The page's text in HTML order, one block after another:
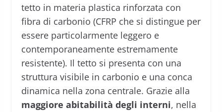
tetto in materia plastica rinforzata con
fibra di carbonio (CFRP che si distingue per
essere particolarmente leggero e
contemporaneamente estremamente
resistente). Il tetto si presenta con una
struttura visibile in carbonio e una conca
dinamica nella zona centrale. Grazie alla
maggiore abitabilità degli interni, nella